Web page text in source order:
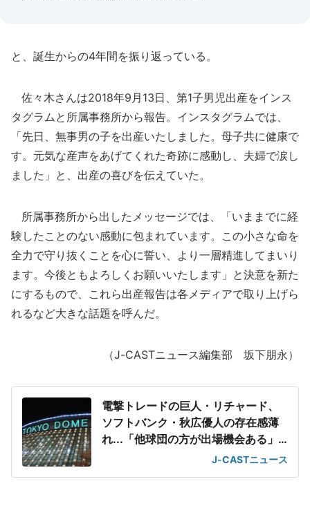
と、誕生からの4年間を振り返っている。
佐々木さんは2018年9月13日、第1子男児出産をインス
タグラムと所属事務所から報告。インスタグラムでは、
「先日、無事男の子を出産いたしました。母子共に健康で
す。元気な産声をあげてくれた奇跡に感動し、夫婦で涙し
ました」と、出産の喜びを伝えていた。
所属事務所から出したメッセージでは、「いままでに経
験したことのない感動に包まれています。この小さな命を
全力で守り抜くことを心に誓い、より一層精進してまいり
ます。今後ともよろしくお願いいたします」と決意を新た
にするもので、これら出産報告は各メディアで取り上げら
れるなど大きな話題を呼んだ。
（J-CASTニュース編集部 坂下朋永）
電撃トレードの巨人・リチャード、
ソフトバンク・秋広優人の存在感薄
れ...「他球団の方が出場機会ある」
J-CASTニュース